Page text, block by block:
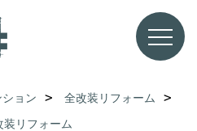
ション
全改装リフォーム
リフォーム